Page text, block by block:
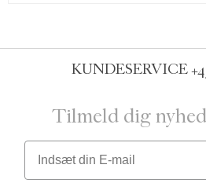
KUNDESERVICE
Tilmeld dig
Email